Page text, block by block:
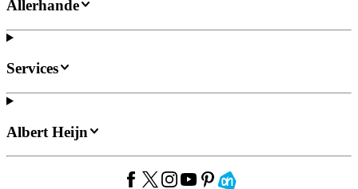
Allerhande
Services
Albert Heijn